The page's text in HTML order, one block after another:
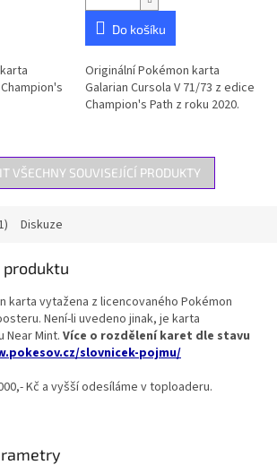
z
hvězdiček.
Do košíku
Originální Pokémon karta
Galarian Cursola V 71/73 z edice
Champion's Path z roku 2020.
VŠECHNY SOUVISEJÍCÍ PRODUKTY
Diskuze
produktu
karta vytažena z licencovaného Pokémon
Není-li uvedeno jinak, je karta
Near Mint. Více o rozdělení karet dle stavu
slovnicek-pojmu/
Kč a vyšší odesíláme v toploaderu.